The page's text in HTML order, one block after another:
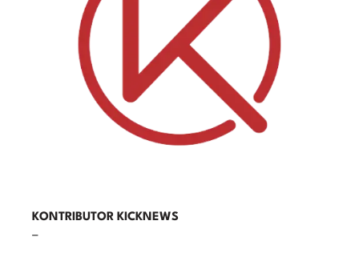
KONTRIBUTOR KICKNEWS
–